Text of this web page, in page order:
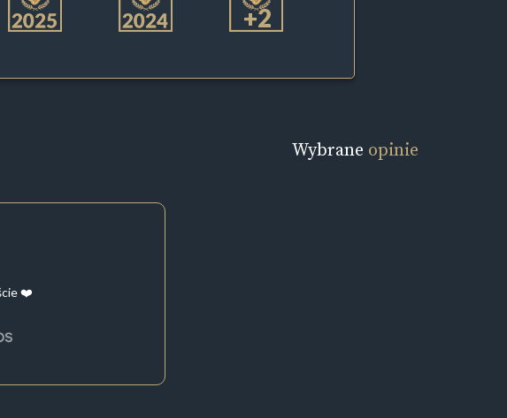
+2
Wybrane opinie
❤️